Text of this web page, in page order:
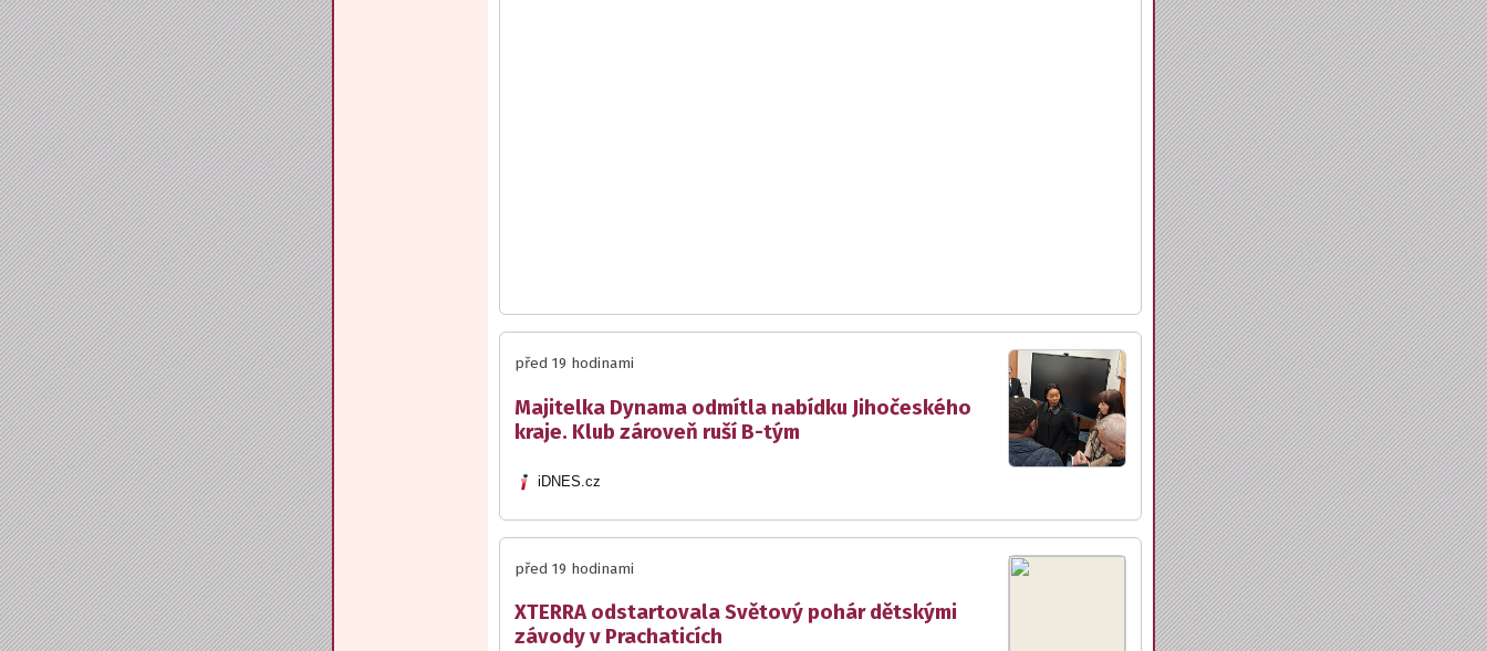
před 19 hodinami
Majitelka Dynama odmítla nabídku Jihočeského
kraje. Klub zároveň ruší B-tým
iDNES.cz
před 19 hodinami
XTERRA odstartovala Světový pohár dětskými
závody v Prachaticích